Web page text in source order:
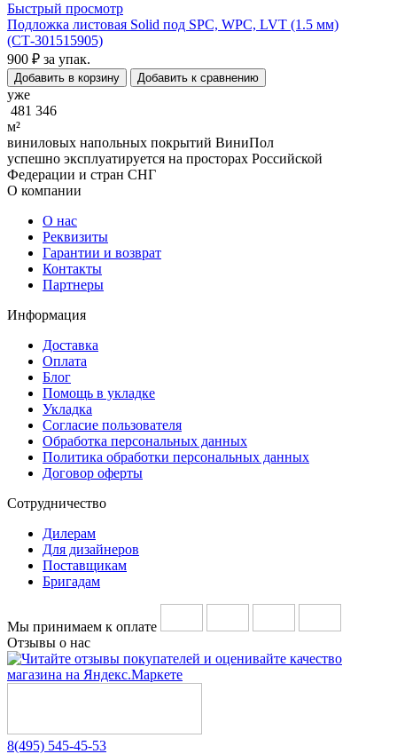
Быстрый просмотр
Подложка листовая Solid под SPC, WPC, LVT (1.5 мм)
(СТ-301515905)
900 ₽ за упак.
Добавить в корзину Добавить к сравнению
уже
481 346
м²
виниловых напольных покрытий ВиниПол
успешно эксплуатируется на просторах Российской
Федерации и стран СНГ
О компании
О нас
Реквизиты
Гарантии и возврат
Контакты
Партнеры
Информация
Доставка
Оплата
Блог
Помощь в укладке
Укладка
Согласие пользователя
Обработка персональных данных
Политика обработки персональных данных
Договор оферты
Сотрудничество
Дилерам
Для дизайнеров
Поставщикам
Бригадам
Мы принимаем к оплате
Отзывы о нас
8(495) 545-45-53